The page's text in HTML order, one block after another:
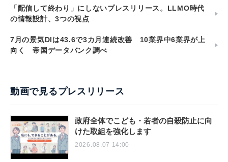
「配信して終わり」にしないプレスリリース。LLMO時代
の情報設計、3つの視点
7月の景気DIは43.6で3カ月連続改善 10業界中6業界が上
向く 帝国データバンク調べ
動画で見るプレスリリース
政府全体でこども・若者の自殺防止に向
けた取組を強化します
2026.08.07 14:00